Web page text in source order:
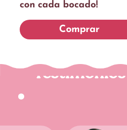
con cada bocado!
Comprar
Testimonios